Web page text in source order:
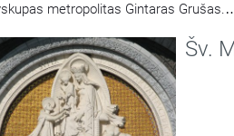
metropolitas Gintaras Grušas.
iš Vilniaus Šv. Teresės bažnyčios.
Mergelės Marijos Gailestingumo
Šv.